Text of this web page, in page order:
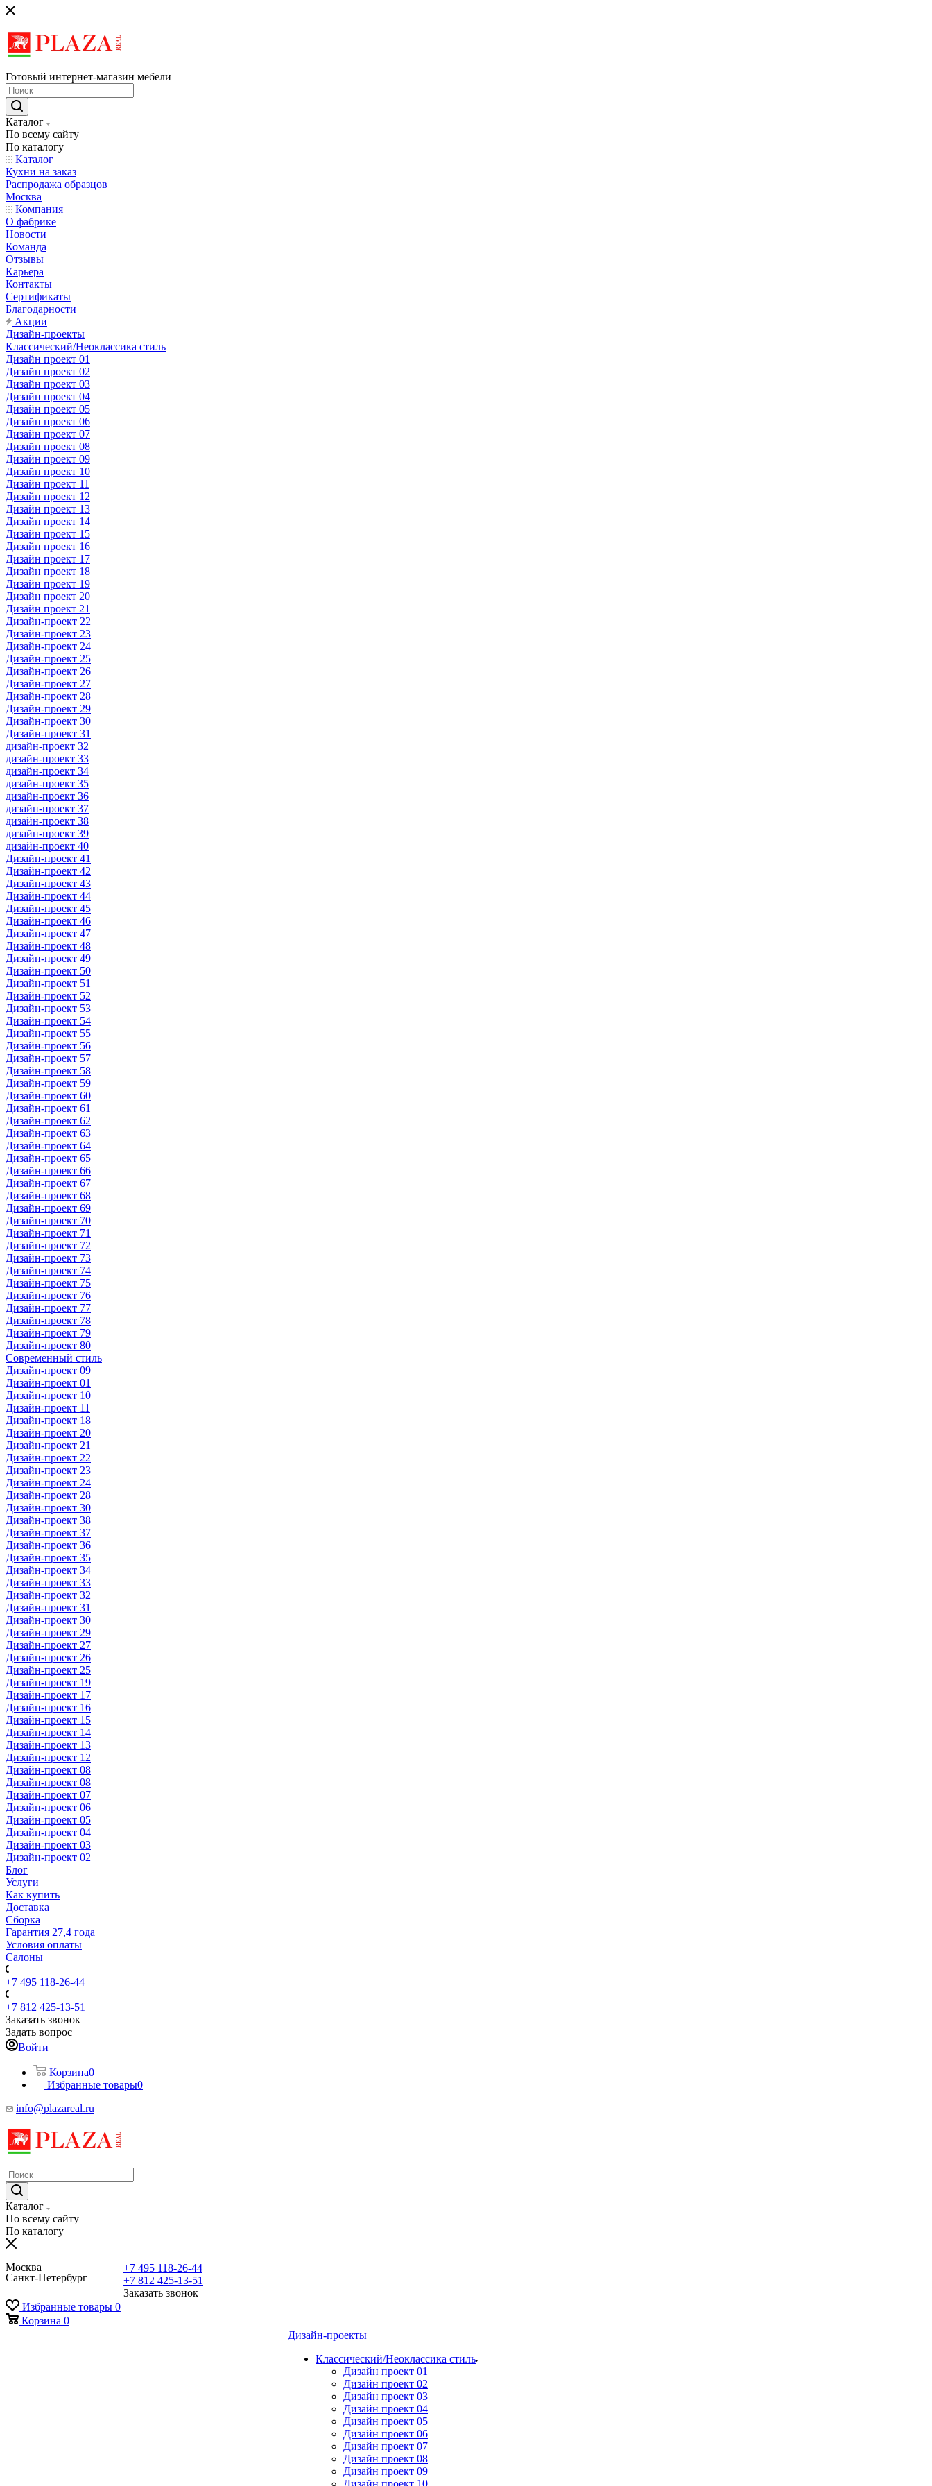
Готовый интернет-магазин мебели
Каталог
По всему сайту
По каталогу
Каталог
Кухни на заказ
Распродажа образцов
Москва
Компания
О фабрике
Новости
Команда
Отзывы
Карьера
Контакты
Сертификаты
Благодарности
Акции
Дизайн-проекты
Классический/Неоклассика стиль
Дизайн проект 01
Дизайн проект 02
Дизайн проект 03
Дизайн проект 04
Дизайн проект 05
Дизайн проект 06
Дизайн проект 07
Дизайн проект 08
Дизайн проект 09
Дизайн проект 10
Дизайн проект 11
Дизайн проект 12
Дизайн проект 13
Дизайн проект 14
Дизайн проект 15
Дизайн проект 16
Дизайн проект 17
Дизайн проект 18
Дизайн проект 19
Дизайн проект 20
Дизайн проект 21
Дизайн-проект 22
Дизайн-проект 23
Дизайн-проект 24
Дизайн-проект 25
Дизайн-проект 26
Дизайн-проект 27
Дизайн-проект 28
Дизайн-проект 29
Дизайн-проект 30
Дизайн-проект 31
дизайн-проект 32
дизайн-проект 33
дизайн-проект 34
дизайн-проект 35
дизайн-проект 36
дизайн-проект 37
дизайн-проект 38
дизайн-проект 39
дизайн-проект 40
Дизайн-проект 41
Дизайн-проект 42
Дизайн-проект 43
Дизайн-проект 44
Дизайн-проект 45
Дизайн-проект 46
Дизайн-проект 47
Дизайн-проект 48
Дизайн-проект 49
Дизайн-проект 50
Дизайн-проект 51
Дизайн-проект 52
Дизайн-проект 53
Дизайн-проект 54
Дизайн-проект 55
Дизайн-проект 56
Дизайн-проект 57
Дизайн-проект 58
Дизайн-проект 59
Дизайн-проект 60
Дизайн-проект 61
Дизайн-проект 62
Дизайн-проект 63
Дизайн-проект 64
Дизайн-проект 65
Дизайн-проект 66
Дизайн-проект 67
Дизайн-проект 68
Дизайн-проект 69
Дизайн-проект 70
Дизайн-проект 71
Дизайн-проект 72
Дизайн-проект 73
Дизайн-проект 74
Дизайн-проект 75
Дизайн-проект 76
Дизайн-проект 77
Дизайн-проект 78
Дизайн-проект 79
Дизайн-проект 80
Современный стиль
Дизайн-проект 09
Дизайн-проект 01
Дизайн-проект 10
Дизайн-проект 11
Дизайн-проект 18
Дизайн-проект 20
Дизайн-проект 21
Дизайн-проект 22
Дизайн-проект 23
Дизайн-проект 24
Дизайн-проект 28
Дизайн-проект 30
Дизайн-проект 38
Дизайн-проект 37
Дизайн-проект 36
Дизайн-проект 35
Дизайн-проект 34
Дизайн-проект 33
Дизайн-проект 32
Дизайн-проект 31
Дизайн-проект 30
Дизайн-проект 29
Дизайн-проект 27
Дизайн-проект 26
Дизайн-проект 25
Дизайн-проект 19
Дизайн-проект 17
Дизайн-проект 16
Дизайн-проект 15
Дизайн-проект 14
Дизайн-проект 13
Дизайн-проект 12
Дизайн-проект 08
Дизайн-проект 08
Дизайн-проект 07
Дизайн-проект 06
Дизайн-проект 05
Дизайн-проект 04
Дизайн-проект 03
Дизайн-проект 02
Блог
Услуги
Как купить
Доставка
Сборка
Гарантия 27,4 года
Условия оплаты
Салоны
+7 495 118-26-44
+7 812 425-13-51
Заказать звонок
Задать вопрос
Войти
Корзина0
Избранные товары0
info@plazareal.ru
Каталог
По всему сайту
По каталогу
Москва
Санкт-Петербург
+7 495 118-26-44
+7 812 425-13-51
Заказать звонок
Избранные товары 0
Корзина 0
Дизайн-проекты
Классический/Неоклассика стиль
Дизайн проект 01
Дизайн проект 02
Дизайн проект 03
Дизайн проект 04
Дизайн проект 05
Дизайн проект 06
Дизайн проект 07
Дизайн проект 08
Дизайн проект 09
Дизайн проект 10